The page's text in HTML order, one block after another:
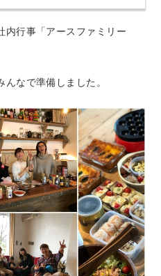
内行事「アースファミリー
なで準備しました。